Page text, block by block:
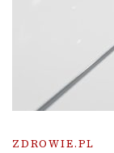
ZDROWIE.PL